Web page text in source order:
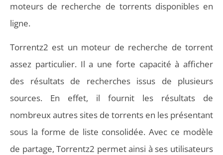
moteurs de recherche de torrents disponibles en
ligne.
Torrentz2 est un moteur de recherche de torrent
assez particulier. Il a une forte capacité à afficher
des résultats de recherches issus de plusieurs
sources. En effet, il fournit les résultats de
nombreux autres sites de torrents en les présentant
sous la forme de liste consolidée. Avec ce modèle
de partage, Torrentz2 permet ainsi à ses utilisateurs